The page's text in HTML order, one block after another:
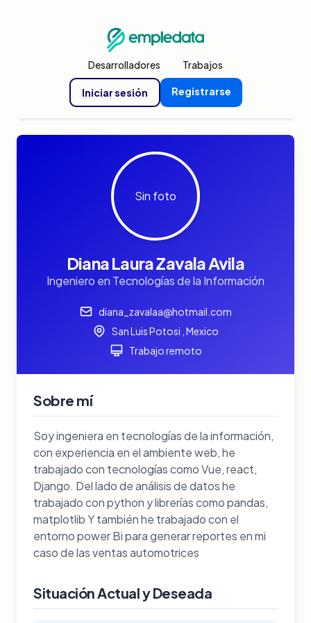
Desarrolladores Trabajos
Iniciar sesión Registrarse
Sin foto
Diana Laura Zavala Avila
Ingeniero en Tecnologías de la Información
diana_zavalaa@hotmail.com
San Luis Potosi , Mexico
Trabajo remoto
Sobre mí
Soy ingeniera en tecnologías de la información,
con experiencia en el ambiente web, he
trabajado con tecnologías como Vue, react,
Django. Del lado de análisis de datos he
trabajado con python y librerías como pandas,
matplotlib Y también he trabajado con el
entorno power Bi para generar reportes en mi
caso de las ventas automotrices
Situación Actual y Deseada